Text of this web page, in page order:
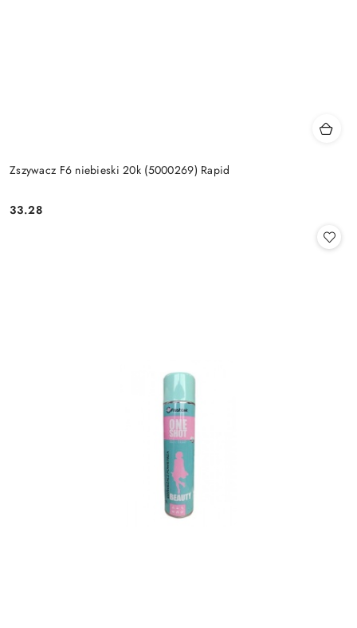
Zszywacz F6 niebieski 20k (5000269) Rapid
Cena:
33.28